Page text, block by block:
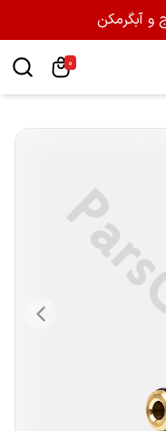
آبگرمکن
0